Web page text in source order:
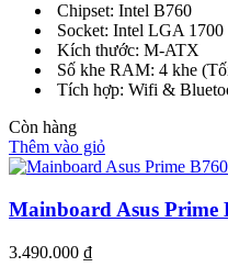
Chipset: Intel B760
Socket: Intel LGA 1700
Kích thước: M-ATX
Số khe RAM: 4 khe
Tích hợp: Wifi &
Còn hàng
Thêm vào giỏ
Mainboard Asus Prime
3.490.000 ₫